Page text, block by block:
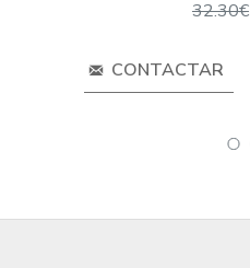
32.30€
CONTACTAR